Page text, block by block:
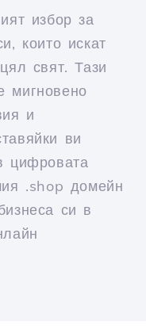
избор за
които искат
свят. Тази
мигновено
и
ви
цифровата
.shop домейн
си в